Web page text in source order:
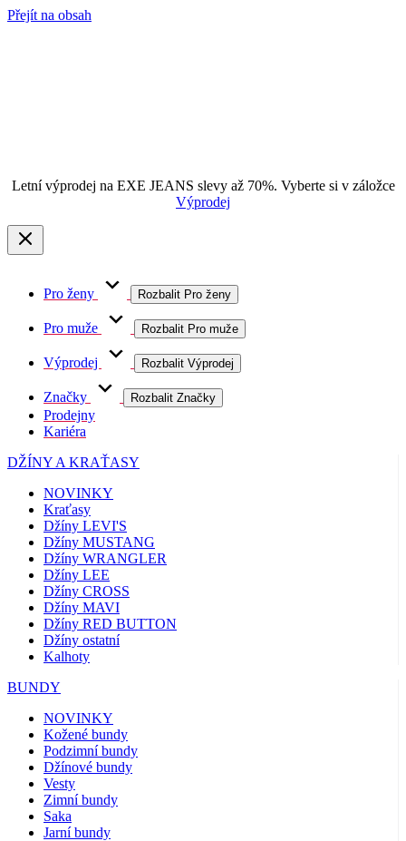
Přejít na obsah
Letní výprodej na EXE JEANS slevy až 70%. Vyberte si v záložce
Výprodej
Pro ženy Rozbalit Pro ženy
Pro muže Rozbalit Pro muže
Výprodej Rozbalit Výprodej
Značky Rozbalit Značky
Prodejny
Kariéra
DŽÍNY A KRAŤASY
NOVINKY
Kraťasy
Džíny LEVI'S
Džíny MUSTANG
Džíny WRANGLER
Džíny LEE
Džíny CROSS
Džíny MAVI
Džíny RED BUTTON
Džíny ostatní
Kalhoty
BUNDY
NOVINKY
Kožené bundy
Podzimní bundy
Džínové bundy
Vesty
Zimní bundy
Saka
Jarní bundy